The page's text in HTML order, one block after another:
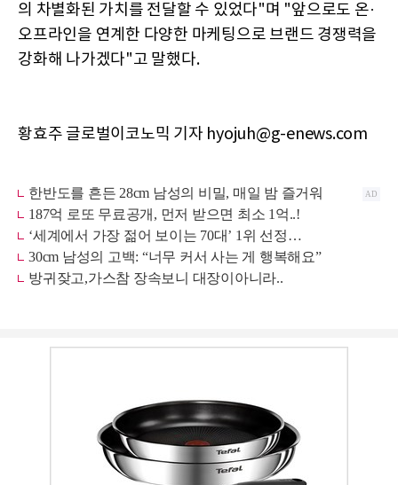
의 차별화된 가치를 전달할 수 있었다"며 "앞으로도 온·
오프라인을 연계한 다양한 마케팅으로 브랜드 경쟁력을
강화해 나가겠다"고 말했다.
황효주 글로벌이코노믹 기자 hyojuh@g-enews.com